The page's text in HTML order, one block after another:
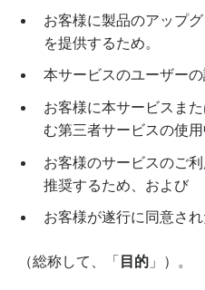
お客様に製品のアップ
を提供するため。
本サービスのユーザーの
お客様に本サービスま
む第三者サービスの使
お客様のサービスのご
推奨するため、および
お客様が遂行に同意され
（総称して、「目的 」）。